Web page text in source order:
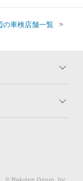
の車検店舗一覧
© Rakuten Group, Inc.